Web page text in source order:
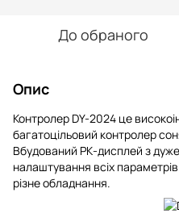
До обраного
Опис
Контролер DY-2024 це
багатоцільовий контролер
Вбудований РК-дисплей з
налаштування всіх
різне обладнання.